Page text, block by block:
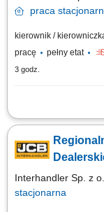
praca
kierownik /
pracę
pełny etat
3 godz.
Twoje zadania:
rozwijanie
realizacja założonych
Interhandler Sp. z
stacjonarna